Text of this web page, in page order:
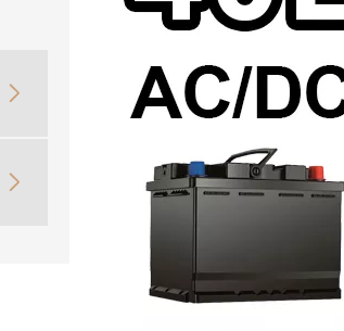

